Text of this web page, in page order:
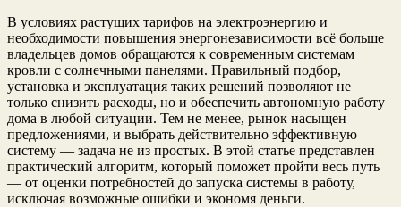
В условиях растущих тарифов на электроэнергию и
необходимости повышения энергонезависимости всё больше
владельцев домов обращаются к современным системам
кровли с солнечными панелями. Правильный подбор,
установка и эксплуатация таких решений позволяют не
только снизить расходы, но и обеспечить автономную работу
дома в любой ситуации. Тем не менее, рынок насыщен
предложениями, и выбрать действительно эффективную
систему — задача не из простых. В этой статье представлен
практический алгоритм, который поможет пройти весь путь
— от оценки потребностей до запуска системы в работу,
исключая возможные ошибки и экономя деньги.